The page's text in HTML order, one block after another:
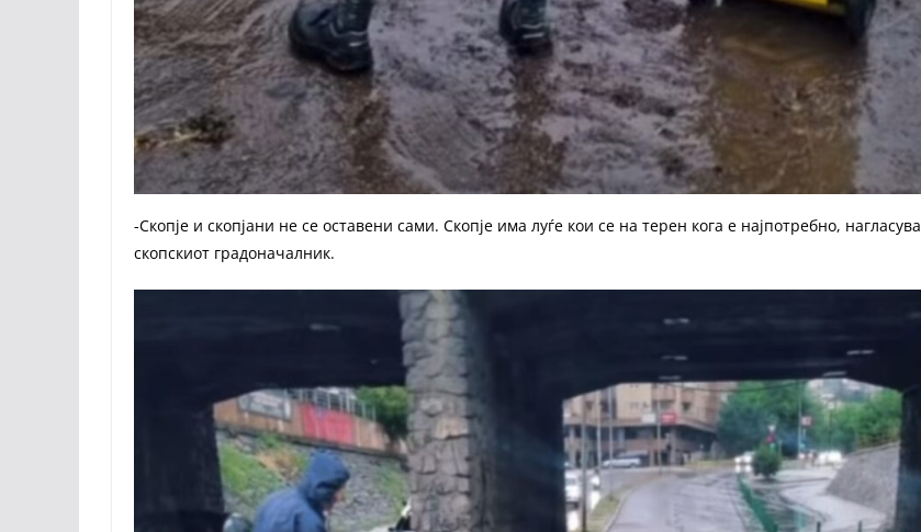
-Скопје и скопјани не се оставени сами. Скопје има луѓе кои се на терен кога е најпотребно, нагласува
скопскиот градоначалник.